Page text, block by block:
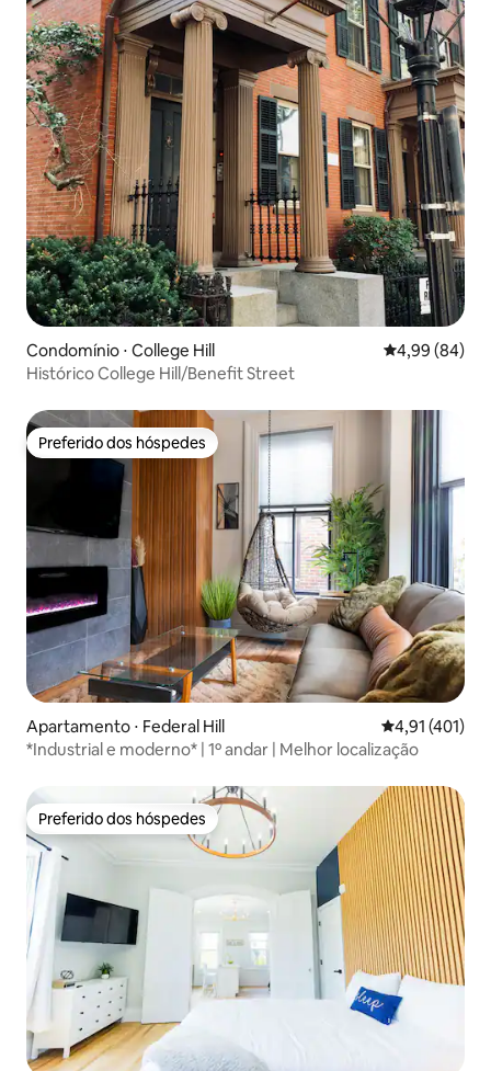
Condomínio ⋅ College Hill 4,99 de uma
4,99 (84)
Histórico College Hill/Benefit Street
Preferido dos hóspedes
Preferido dos hóspedes
Apartamento ⋅ Federal Hill 4,91 de uma
4,91 (401)
*Industrial e moderno* | 1º andar | Melhor localização
Preferido dos hóspedes
Preferido dos hóspedes